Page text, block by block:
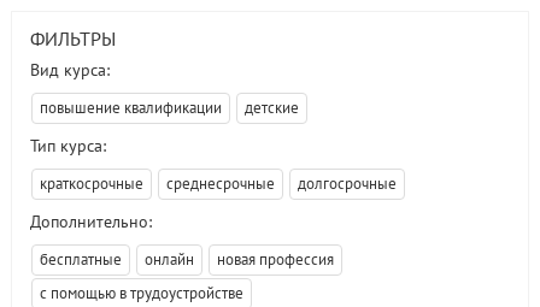
ФИЛЬТРЫ
Вид курса:
повышение квалификации детские
Тип курса:
краткосрочные среднесрочные долгосрочные
Дополнительно:
бесплатные онлайн
новая профессия
с помощью в трудоустройстве